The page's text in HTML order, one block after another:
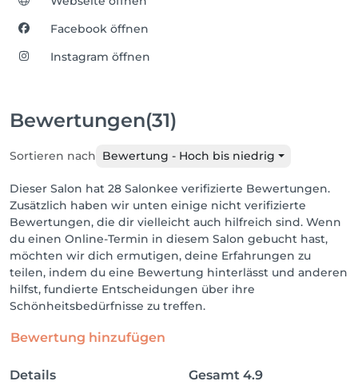
Facebook öffnen
Instagram öffnen
Bewertungen(31)
Sortieren nach Bewertung - Hoch bis niedrig
Dieser Salon hat 28 Salonkee verifizierte Bewertungen.
Zusätzlich haben wir unten einige nicht verifizierte
Bewertungen, die dir vielleicht auch hilfreich sind. Wenn
du einen Online-Termin in diesem Salon gebucht hast,
möchten wir dich ermutigen, deine Erfahrungen zu
teilen, indem du eine Bewertung hinterlässt und anderen
hilfst, fundierte Entscheidungen über ihre
Schönheitsbedürfnisse zu treffen.
Bewertung hinzufügen
Details Gesamt 4.9